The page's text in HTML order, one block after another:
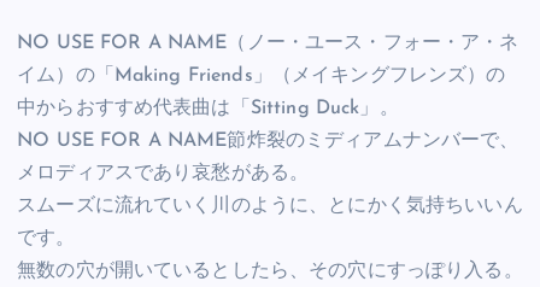
NO USE FOR A NAME（ノー・ユース・フォー・ア・ネ
イム）の「Making Friends」（メイキングフレンズ）の
中からおすすめ代表曲は「Sitting Duck」。
NO USE FOR A NAME節炸裂のミディアムナンバーで、
メロディアスであり哀愁がある。
スムーズに流れていく川のように、とにかく気持ちいいん
です。
無数の穴が開いているとしたら、その穴にすっぽり入る。